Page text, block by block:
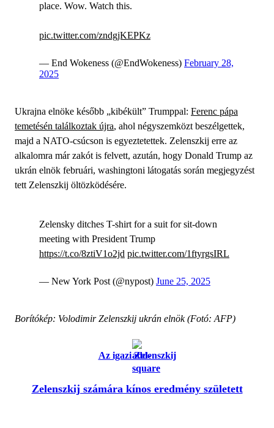
place. Wow. Watch this.
pic.twitter.com/zndgjKEPKz
— End Wokeness (@EndWokeness) February 28,
2025
Ukrajna elnöke később „kibékült” Trumppal: Ferenc pápa
temetésén találkoztak újra, ahol négyszemközt beszélgettek,
majd a NATO-csúcson is egyeztetettek. Zelenszkij erre az
alkalomra már zakót is felvett, azután, hogy Donald Trump az
ukrán elnök februári, washingtoni látogatás során megjegyzést
tett Zelenszkij öltözködésére.
Zelensky ditches T-shirt for a suit for sit-down
meeting with President Trump
https://t.co/8ztiV1o2jd pic.twitter.com/1ftyrgsIRL
— New York Post (@nypost) June 25, 2025
Borítókép: Volodimir Zelenszkij ukrán elnök (Fotó: AFP)
Az igazi Zelenszkij
Zelenszkij számára kínos eredmény született